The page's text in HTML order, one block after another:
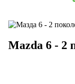
Mazda 6 - 2